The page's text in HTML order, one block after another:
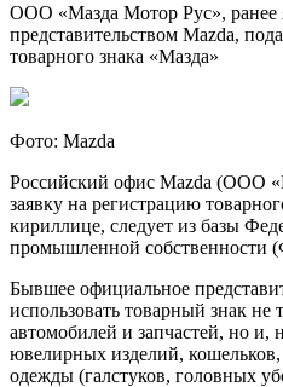
ООО «Мазда Мотор Рус», ранее
представительством Mazda,
товарного знака «Мазда»
Фото: Mazda
Российский офис Mazda (ООО
заявку на регистрацию
кириллице, следует из базы
промышленной
Бывшее официальное
использовать товарный знак не
автомобилей и запчастей, но и,
ювелирных изделий,
одежды (галстуков, головных